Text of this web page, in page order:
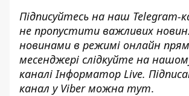
Підписуйтесь на наш Telegram-
не пропустити важливих
новинами в режимі онлайн
месенджері слідкуйте на
каналіІнформатор Live.
канал у Viber можна тут.